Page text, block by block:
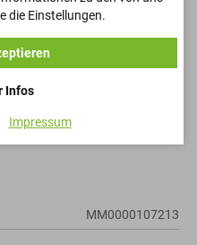
MM0000107213
die Einstellungen.
Infos
Impressum